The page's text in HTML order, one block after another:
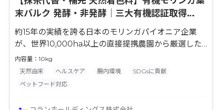
末バルク 発酵・非発酵｜三大有機認証取得
10kgから相談
約15年の実績を誇る日本のモリンガパイオニア企業
が、世界10,000ha以上の直接提携農園から厳選した
最高品質の有機モリンガパウダー。有機JAS・
USDA・EU認証取得で安心・安全を保証。GABAが
発芽玄米の30倍、ビタミンCがオレンジの7倍など約
内容量：10kg
天然由来
ヘルスケア 腸内環境
SDGsに貢献
ペットフード対応